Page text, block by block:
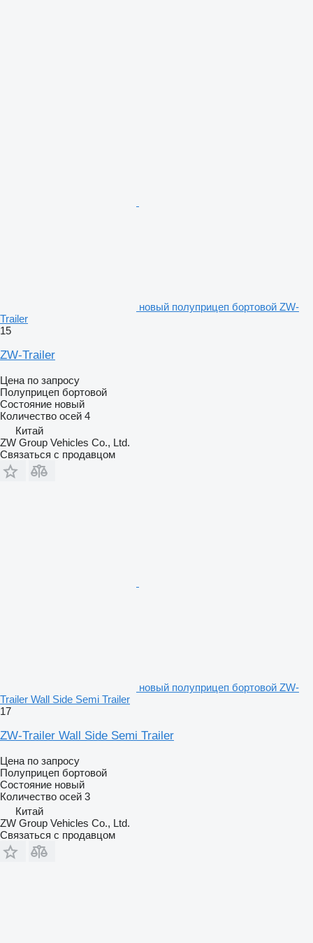
новый полуприцеп бортовой ZW-
Trailer
15
ZW-Trailer
Цена по запросу
Полуприцеп бортовой
Состояние новый
Количество осей 4
Китай
ZW Group Vehicles Co., Ltd.
Связаться с продавцом
новый полуприцеп бортовой ZW-
Trailer Wall Side Semi Trailer
17
ZW-Trailer Wall Side Semi Trailer
Цена по запросу
Полуприцеп бортовой
Состояние новый
Количество осей 3
Китай
ZW Group Vehicles Co., Ltd.
Связаться с продавцом